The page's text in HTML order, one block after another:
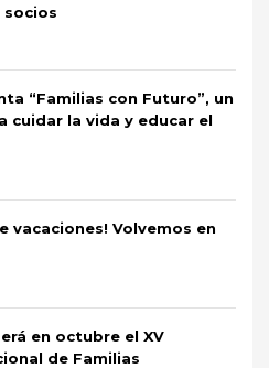
socios
“Familias con Futuro”, un
cuidar la vida y educar el
vacaciones! Volvemos en
en octubre el XV
de Familias